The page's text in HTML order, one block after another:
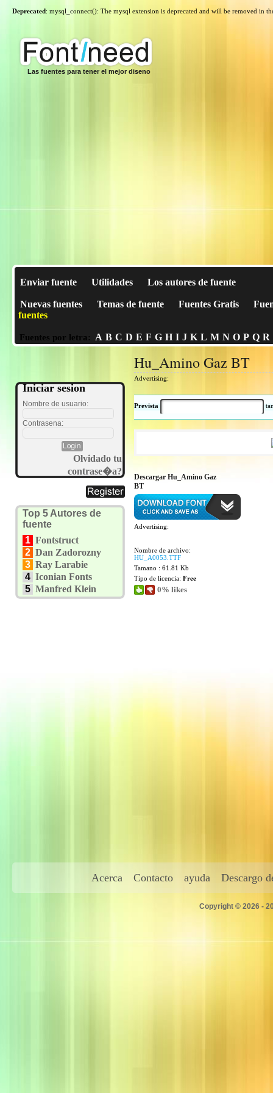
Deprecated: mysql_connect(): The mysql extension is deprecated and will be removed in
Las fuentes para tener el mejor diseno
Enviar fuente Utilidades Los autores de fuente
Nuevas fuentes Temas de fuente Fuentes Gratis
fuentes
Fuentes por letra: A B C D E F G H I J K L M N O P Q R
Iniciar sesion
Nombre de usuario:
Contrasena:
Olvidado tu
contrase�a?
Top 5 Autores de
fuente
1 Fontstruct
2 Dan Zadorozny
3 Ray Larabie
4 Iconian Fonts
5 Manfred Klein
Hu_Amino Gaz BT
Advertising:
Prevista
Descargar Hu_Amino Gaz
BT
Advertising:
Nombre de archivo:
HU_A0053.TTF
Tamano : 61.81 Kb
Tipo de licencia: Free
0% likes
Acerca Contacto ayuda Descargo
Copyright © 2026 -